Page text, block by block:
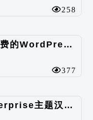
258
Site Kit 免费的WordPress数据统计插件
377
Clean Enterprise主题汉化包